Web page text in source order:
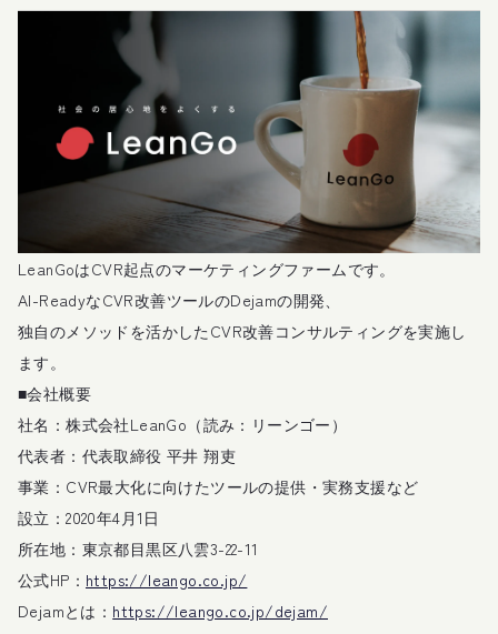
LeanGoはCVR起点のマーケティングファームです。
AI-ReadyなCVR改善ツールのDejamの開発、
独自のメソッドを活かしたCVR改善コンサルティングを実施し
ます。
■会社概要
社名：株式会社LeanGo（読み：リーンゴー）
代表者：代表取締役 平井 翔吏
事業：CVR最大化に向けたツールの提供・実務支援など
設立：2020年4月1日
所在地：東京都目黒区八雲3-22-11
公式HP： https://leango.co.jp/
Dejamとは： https://leango.co.jp/dejam/